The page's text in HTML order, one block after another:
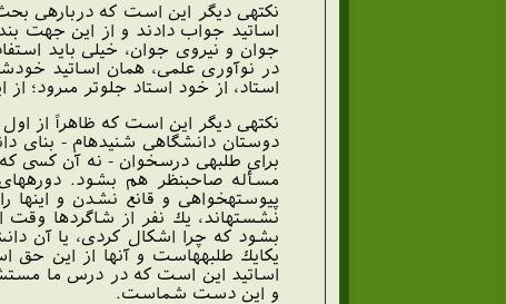
نكته‏ى ديگر اين است كه درباره‏ى
اساتيد جواب دادند و از اين جهت
جوان و نيروى جوان، خيلى بايد
در نوآورى علمى، همان اساتيد
استاد، از خود استاد جلوتر مى‏رود؛
نكته‏ى ديگر اين است كه ظاهراً از
دوستان دانشگاهى شنيده‏ام - بناى
براى طلبه‏ى درسخوان - نه آن كسى
مسأله صاحب‏نظر هم بشود.
پيوسته‏خواهى و قانع نشدن و اينها
نشسته‏اند، يك نفر از شاگردها وقت
بشود كه چرا اشكال كردى، يا آن
يكايك طلبه‏هاست و آنها از اين حق
اساتيد اين است كه در درس ما
و اين دست شماست.